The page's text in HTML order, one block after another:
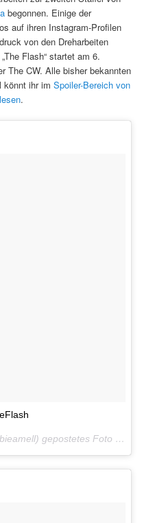
begonnen. Einige der
auf ihren Instagram-Profilen
von den Dreharbeiten
Flash“ startet am 6.
The CW. Alle bisher bekannten
könnt ihr imSpoiler-Bereich von
.
Ein von Robbie Amell (@robbieamell) gepostetes Foto am